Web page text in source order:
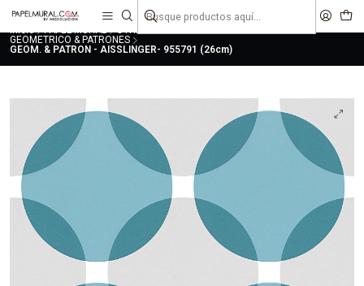
liquidaciones
Inicio PAPEL MURAL OTRAS COLECCIONES
GEOMETRICO & PATRONES
GEOM. & PATRON - AISSLINGER- 955791 (26cm)